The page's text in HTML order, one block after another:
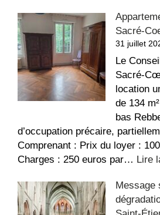
Sacré-
31 juillet
Le
Sacré-
location
de 134
bas
d’occupation précaire,
Comprenant : Prix du loyer :
Charges : 250 euros par… Lire
Message